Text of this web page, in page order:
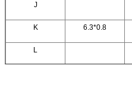
J
K 6.3*0.8
L